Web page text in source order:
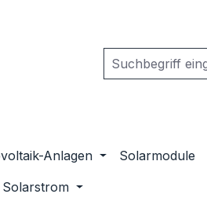
Anlagen Solarmodule